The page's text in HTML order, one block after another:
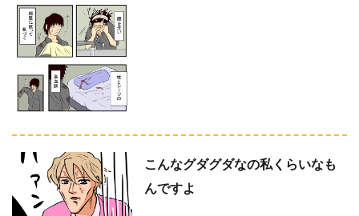
こんなグダグダなの私くらいなも
んですよ